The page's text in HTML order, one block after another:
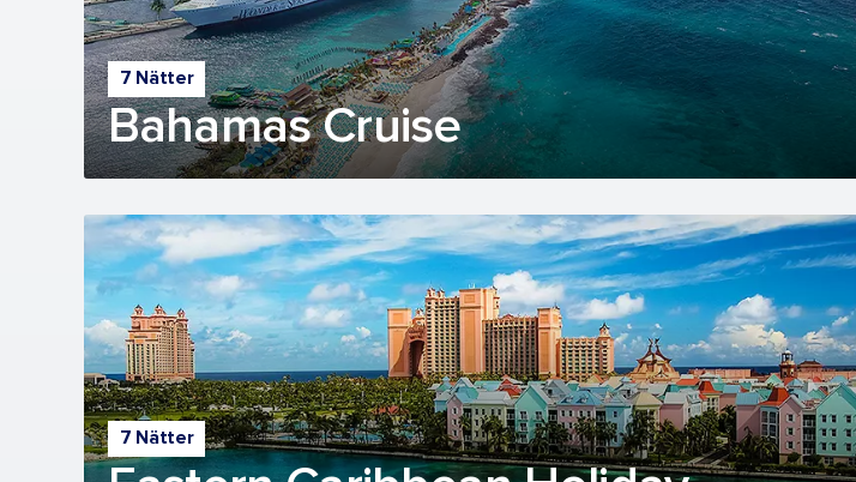
7 Nätter
Bahamas Cruise
7 Nätter